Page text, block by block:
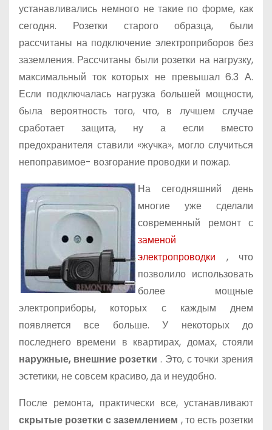
устанавливались немного не такие по форме, как
сегодня. Розетки старого образца, были
рассчитаны на подключение электроприборов без
заземления. Рассчитаны были розетки на нагрузку,
максимальный ток которых не превышал 6.3 А.
Если подключалась нагрузка большей мощности,
была вероятность того, что, в лучшем случае
сработает защита, ну а если вместо
предохранителя ставили «жучка», могло случиться
непоправимое- возгорание проводки и пожар.
На сегодняшний день
многие уже сделали
современный ремонт с
заменой
электропроводки , что
позволило использовать
более мощные
электроприборы, которых с каждым днем
появляется все больше. У некоторых до
последнего времени в квартирах, домах, стояли
наружные, внешние розетки. Это, с точки зрения
эстетики, не совсем красиво, да и неудобно.
После ремонта, практически все, устанавливают
скрытые розетки с заземлением , то есть розетки